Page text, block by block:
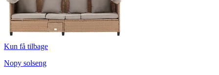
Kun få tilbage
Nopy solseng